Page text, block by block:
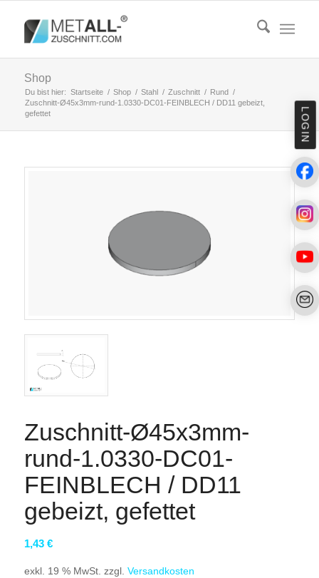
LOGIN
Shop
Du bist hier: Startseite / Shop / Stahl / Zuschnitt / Rund /
Zuschnitt-Ø45x3mm-rund-1.0330-DC01-FEINBLECH / DD11 gebeizt,
gefettet
Zuschnitt-Ø45x3mm-
rund-1.0330-DC01-
FEINBLECH / DD11
gebeizt, gefettet
1,43 €
exkl. 19 % MwSt. zzgl. Versandkosten